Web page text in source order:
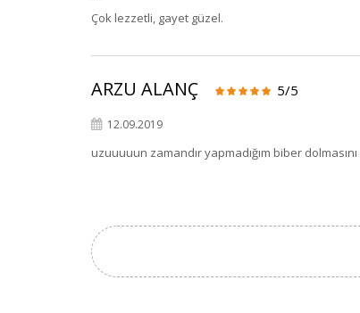
Çok lezzetli, gayet güzel.
ARZU ALANÇ 5/5
12.09.2019
uzuuuuun zamandır yapmadığım biber